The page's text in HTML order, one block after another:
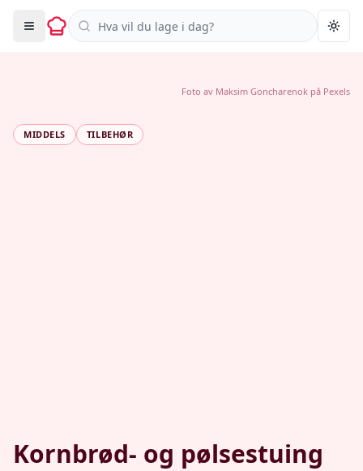
Søk i oppskrifter
MIDDELS TILBEHØR
Kornbrød- og pølsestuing
Foto av Maksim Goncharenok på Pexels